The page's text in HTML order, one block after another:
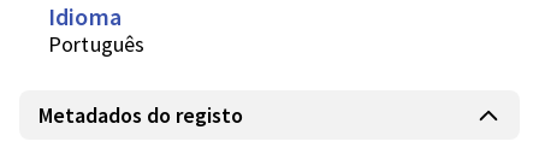
Idioma
Português
Metadados do registo